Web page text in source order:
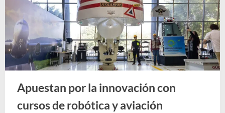
Apuestan por la innovación con
cursos de robótica y aviación